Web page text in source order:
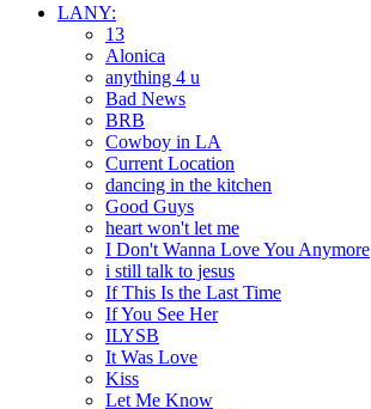
LANY:
13
Alonica
anything 4 u
Bad News
BRB
Cowboy in LA
Current Location
dancing in the kitchen
Good Guys
heart won't let me
I Don't Wanna Love You Anymore
i still talk to jesus
If This Is the Last Time
If You See Her
ILYSB
It Was Love
Kiss
Let Me Know